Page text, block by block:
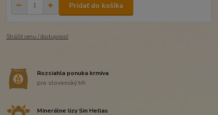
Pridať do košíka
Strážiť cenu / dostupnosť
Rozsiahla ponuka krmiva
pre slovenský trh
Minerálne lizy Sin Hellas